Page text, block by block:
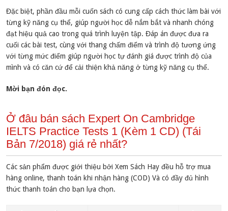
Đặc biệt, phần đầu mỗi cuốn sách có cung cấp cách thức làm bài với
từng kỹ năng cụ thể, giúp người học dễ nắm bắt và nhanh chóng
đạt hiệu quả cao trong quá trình luyện tập. Đáp án được đưa ra
cuối các bài test, cùng với thang chấm điểm và trình độ tương ứng
với từng mức điểm giúp người học tự đánh giá được trình độ của
mình và có căn cứ để cải thiện khả năng ở từng kỹ năng cụ thể.
Mời bạn đón đọc.
Ở đâu bán sách Expert On Cambridge
IELTS Practice Tests 1 (Kèm 1 CD) (Tái
Bản 7/2018) giá rẻ nhất?
Các sản phẩm được giới thiệu bởi Xem Sách Hay đều hỗ trợ mua
hàng online, thanh toán khi nhận hàng (COD) Và có đầy đủ hình
thức thanh toán cho bạn lựa chọn.